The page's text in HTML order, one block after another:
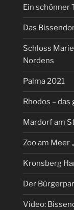
Ein schönner
Das
Schloss
Nordens
Palma 2021
Rhodos –
Mardorf am
Zoo am Meer
Kronsberg
Der
Video: